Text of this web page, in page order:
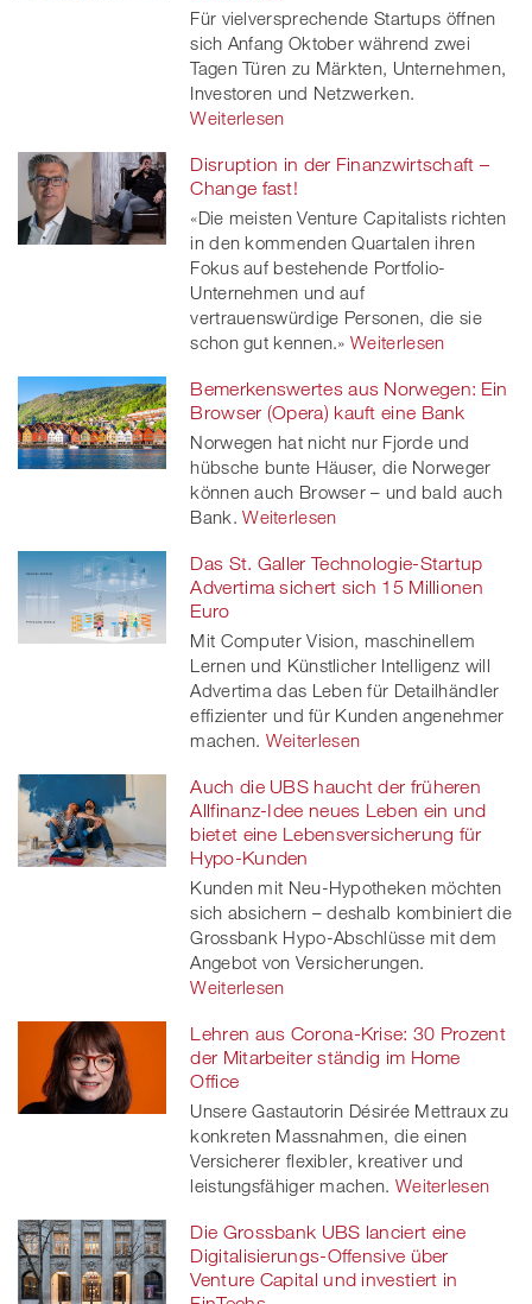
Für vielversprechende Startups öffnen
sich Anfang Oktober während zwei
Tagen Türen zu Märkten, Unternehmen,
Investoren und Netzwerken.
Weiterlesen
Disruption in der Finanzwirtschaft –
Change fast!
«Die meisten Venture Capitalists richten
in den kommenden Quartalen ihren
Fokus auf bestehende Portfolio-
Unternehmen und auf
vertrauenswürdige Personen, die sie
schon gut kennen.» Weiterlesen
Bemerkenswertes aus Norwegen: Ein
Browser (Opera) kauft eine Bank
Norwegen hat nicht nur Fjorde und
hübsche bunte Häuser, die Norweger
können auch Browser – und bald auch
Bank. Weiterlesen
Das St. Galler Technologie-Startup
Advertima sichert sich 15 Millionen
Euro
Mit Computer Vision, maschinellem
Lernen und Künstlicher Intelligenz will
Advertima das Leben für Detailhändler
effizienter und für Kunden angenehmer
machen. Weiterlesen
Auch die UBS haucht der früheren
Allfinanz-Idee neues Leben ein und
bietet eine Lebensversicherung für
Hypo-Kunden
Kunden mit Neu-Hypotheken möchten
sich absichern – deshalb kombiniert die
Grossbank Hypo-Abschlüsse mit dem
Angebot von Versicherungen.
Weiterlesen
Lehren aus Corona-Krise: 30 Prozent
der Mitarbeiter ständig im Home
Office
Unsere Gastautorin Désirée Mettraux zu
konkreten Massnahmen, die einen
Versicherer flexibler, kreativer und
leistungsfähiger machen. Weiterlesen
Die Grossbank UBS lanciert eine
Digitalisierungs-Offensive über
Venture Capital und investiert in